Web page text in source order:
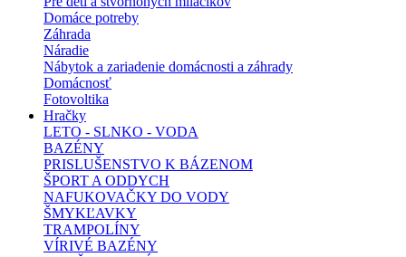
Domáce potreby
Záhrada
Náradie
Nábytok a zariadenie domácnosti a záhrady
Domácnosť
Fotovoltika
Hračky
LETO - SLNKO - VODA
BAZÉNY
PRISLUŠENSTVO K BÁZENOM
ŠPORT A ODDYCH
NAFUKOVAČKY DO VODY
ŠMYKĽAVKY
TRAMPOLÍNY
VÍRIVÉ BAZÉNY